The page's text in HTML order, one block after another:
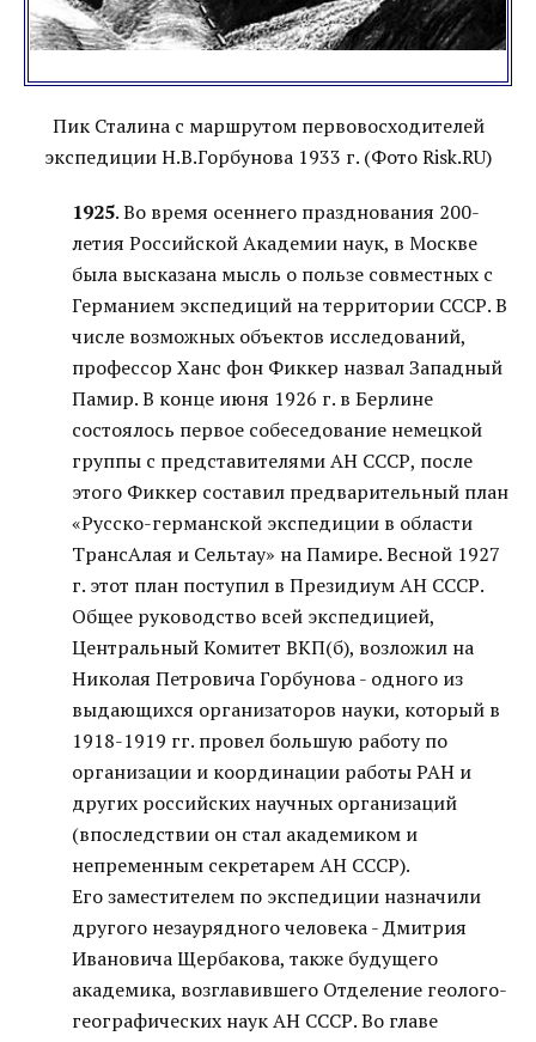
Пик Сталина с маршрутом первовосходителей
экспедиции Н.В.Горбунова 1933 г. (Фото Risk.RU)
1925. Во время осеннего празднования 200-
летия Российской Академии наук, в Москве
была высказана мысль о пользе совместных с
Германием экспедиций на территории СССР. В
числе возможных объектов исследований,
профессор Ханс фон Фиккер назвал Западный
Памир. В конце июня 1926 г. в Берлине
состоялось первое собеседование немецкой
группы с представителями АН СССР, после
этого Фиккер составил предварительный план
«Русско-германской экспедиции в области
ТрансАлая и Сельтау» на Памире. Весной 1927
г. этот план поступил в Президиум АН СССР.
Общее руководство всей экспедицией,
Центральный Комитет ВКП(б), возложил на
Николая Петровича Горбунова - одного из
выдающихся организаторов науки, который в
1918-1919 гг. провел большую работу по
организации и координации работы РАН и
других российских научных организаций
(впоследствии он стал академиком и
непременным секретарем АН СССР).
Его заместителем по экспедиции назначили
другого незаурядного человека - Дмитрия
Ивановича Щербакова, также будущего
академика, возглавившего Отделение геолого-
географических наук АН СССР. Во главе